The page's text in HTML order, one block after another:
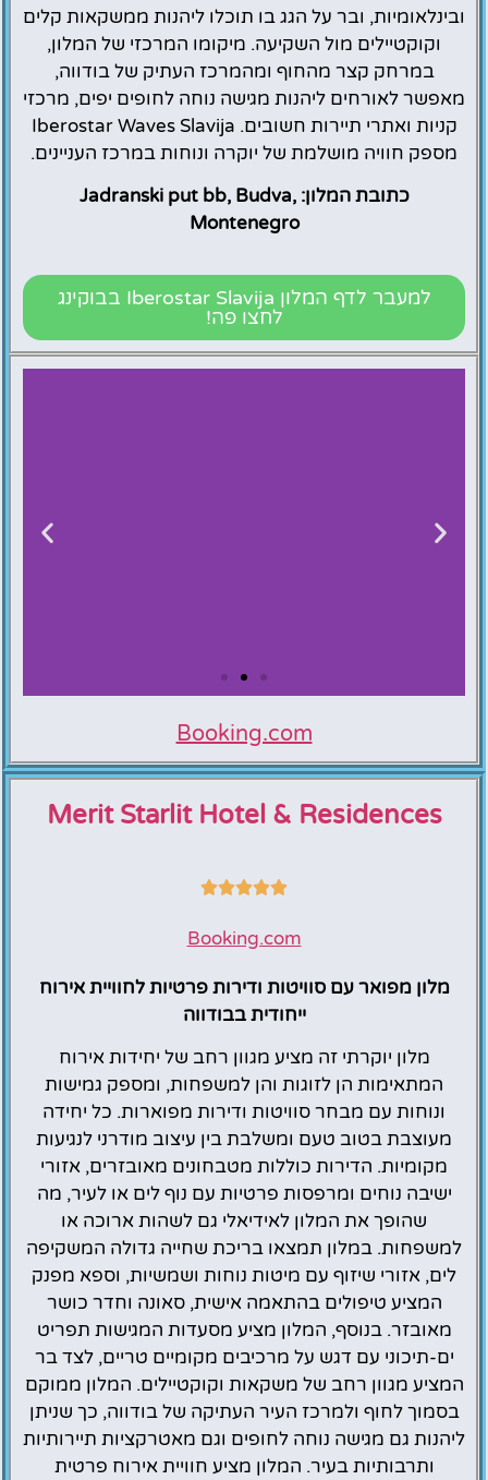
ובינלאומיות, ובר על הגג בו תוכלו ליהנות ממשקאות קלים
וקוקטיילים מול השקיעה. מיקומו המרכזי של המלון,
במרחק קצר מהחוף ומהמרכז העתיק של בודווה,
מאפשר לאורחים ליהנות מגישה נוחה לחופים יפים, מרכזי
קניות ואתרי תיירות חשובים. Iberostar Waves Slavija
מספק חוויה מושלמת של יוקרה ונוחות במרכז העניינים.
כתובת המלון: Jadranski put bb, Budva,
Montenegro
למעבר לדף המלון Iberostar Slavija בבוקינג
לחצו פה!
Slavija
Booking.com
Merit Starlit Hotel & Residences
Booking.com
מלון מפואר עם סוויטות ודירות פרטיות לחוויית אירוח
ייחודית בבודווה
מלון יוקרתי זה מציע מגוון רחב של יחידות אירוח
המתאימות הן לזוגות והן למשפחות, ומספק גמישות
ונוחות עם מבחר סוויטות ודירות מפוארות. כל יחידה
מעוצבת בטוב טעם ומשלבת בין עיצוב מודרני לנגיעות
מקומיות. הדירות כוללות מטבחונים מאובזרים, אזורי
ישיבה נוחים ומרפסות פרטיות עם נוף לים או לעיר, מה
שהופך את המלון לאידיאלי גם לשהות ארוכה או
למשפחות. במלון תמצאו בריכת שחייה גדולה המשקיפה
לים, אזורי שיזוף עם מיטות נוחות ושמשיות, וספא מפנק
המציע טיפולים בהתאמה אישית, סאונה וחדר כושר
מאובזר. בנוסף, המלון מציע מסעדות המגישות תפריט
ים-תיכוני עם דגש על מרכיבים מקומיים טריים, לצד בר
המציע מגוון רחב של משקאות וקוקטיילים. המלון ממוקם
בסמוך לחוף ולמרכז העיר העתיקה של בודווה, כך שניתן
ליהנות גם מגישה נוחה לחופים וגם מאטרקציות תיירותיות
ותרבותיות בעיר. המלון מציע חוויית אירוח פרטית